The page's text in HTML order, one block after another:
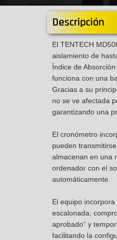
Descripción
El TENTECH
aislamiento de
Índice de
funciona con una
Gracias a su
no se ve afectada
garantizando una
El cronómetro
pueden
almacenan en una
ordenador con el
automáticamente.
El equipo
escalonada,
aprobado” y
facilitando la